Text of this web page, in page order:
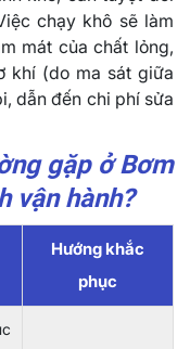
chạy khô sẽ làm
mát của chất lỏng,
khí (do ma sát giữa
dẫn đến chi phí sửa
gặp ở Bơm
vận hành?
Hướng khắc
phục